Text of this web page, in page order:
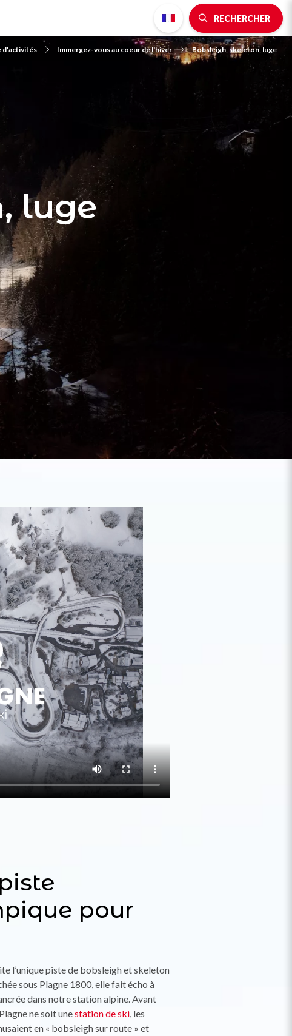
RECHERCHER
d'activités Immergez-vous au coeur de l'hiver Bobsleigh, skeleton, luge
luge
pour
l’unique piste de bobsleigh et skeleton
sous Plagne 1800, elle fait écho à
dans notre station alpine. Avant
ne soit unestation de ski, les
en « bobsleigh sur route » et